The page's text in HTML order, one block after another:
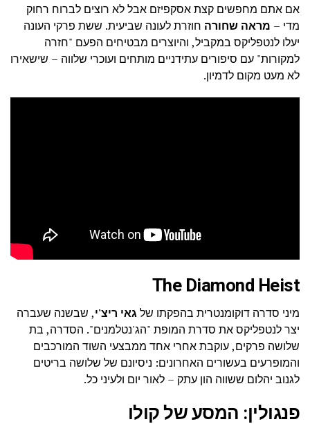
אם אתם מחפשים קצת אסקפיזם אבל לא רוצים לברוח רחוק
מדי – מראה שחורה חוזרת לעונה שביעית. ששת פרקי העונה
יעלו לנטפליקס במקביל, והיוצרים מבטיחים הפעם "חזרה
למקורות" עם סיפורים עתידניים מותחים ועוכרי שלווה – שישאירו
לא מעט מקום לדמיון.
The Diamond Heist
מיני סדרה דוקומנטרית בהפקתו שלגאי ריצ'י, שבשנה שעברה
יצר לנטפליקס את סדרת המופת "הג'נטלמנים". הסדרה, בת
שלושה פרקים, עוקבת אחרי אחד ממבצעי השוד המורכבים
והמופרעים בעשורים האחרונים: ניסיונם של שלושה בריטים
לגנוב יהלום ששווה הון עתק – לאור יום ולעיני כל.
פנגולין: המסע של קולו